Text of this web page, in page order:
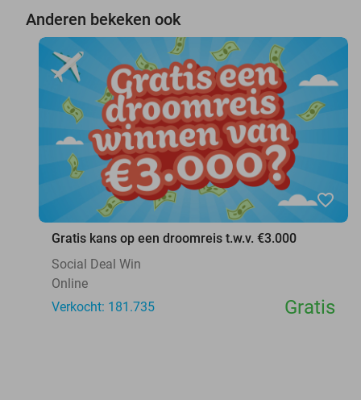
Anderen bekeken ook
favorite_border
Gratis kans op een droomreis t.w.v. €3.000
Social Deal Win
Online
Verkocht: 181.735
Gratis